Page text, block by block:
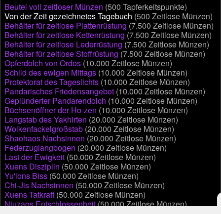
Beutel voll zeitloser Münzen (500 Tapferkeitspunkte)
Von der Zeit gezeichnetes Tagebuch (500 Zeitlose Münzen)
Behälter für zeitlose Plattenrüstung (7.500 Zeitlose Münzen)
Behälter für zeitlose Kettenrüstung (7.500 Zeitlose Münzen)
Behälter für zeitlose Lederrüstung (7.500 Zeitlose Münzen)
Behälter für zeitlose Stoffrüstung (7.500 Zeitlose Münzen)
Opferdolch von Ordos(10.000 Zeitlose Münzen)
Schild des ewigen Mittags(10.000 Zeitlose Münzen)
Protektorat des Tageslichts(10.000 Zeitlose Münzen)
Pandarisches Friedensangebot(10.000 Zeitlose Münzen)
Geplünderter Pandarendolch (10.000 Zeitlose Münzen)
Büchsenöffner der Ho-zen (10.000 Zeitlose Münzen)
Langstab des Yakhirten (20.000 Zeitlose Münzen)
Wolkenfackelgroßstab(20.000 Zeitlose Münzen)
Shaohaos Nachsinnen (20.000 Zeitlose Münzen)
Federzuglangbogen (20.000 Zeitlose Münzen)
Last der Ewigkeit(50.000 Zeitlose Münzen)
Xuens Disziplin (50.000 Zeitlose Münzen)
Yu'lons Biss(50.000 Zeitlose Münzen)
Chi-Jis Nachsinnen (50.000 Zeitlose Münzen)
Xuens Tatkraft(50.000 Zeitlose Münzen)
Niuzaos Entschlossenheit(50.000 Zeitlose Münzen)